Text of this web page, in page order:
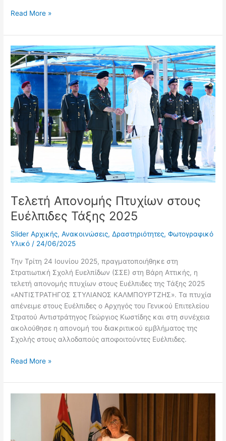
Read More »
Τελετή Απονομής Πτυχίων στους
Ευέλπιδες Τάξης 2025
Slider Αρχικής,Ανακοινώσεις,Δραστηριότητες,Φωτογραφικό
Υλικό / 24/06/2025
Την Τρίτη 24 Ιουνίου 2025, πραγματοποιήθηκε στη
Στρατιωτική Σχολή Ευελπίδων (ΣΣΕ) στη Βάρη Αττικής, η
τελετή απονομής πτυχίων στους Ευέλπιδες της Τάξης 2025
«ΑΝΤΙΣΤΡΑΤΗΓΟΣ ΣΤΥΛΙΑΝΟΣ ΚΑΛΜΠΟΥΡΤΖΗΣ». Τα πτυχία
απένειμε στους Ευέλπιδες ο Αρχηγός του Γενικού Επιτελείου
Στρατού Αντιστράτηγος Γεώργιος Κωστίδης και στη συνέχεια
ακολούθησε η απονομή του διακριτικού εμβλήματος της
Σχολής στους αλλοδαπούς αποφοιτούντες Ευέλπιδες.
Τελετή
Απονομής
Πτυχίων
στους
Ευέλπιδες
Τάξης
2025
Read More »
Παπαδοπούλου